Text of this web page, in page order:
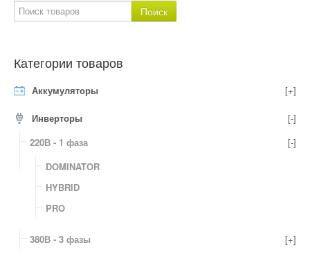
Категории товаров
Аккумуляторы [+]
Инверторы
[-]
220В - 1 фаза
[-]
DOMINATOR
HYBRID
PRO
380В - 3 фазы
[+]